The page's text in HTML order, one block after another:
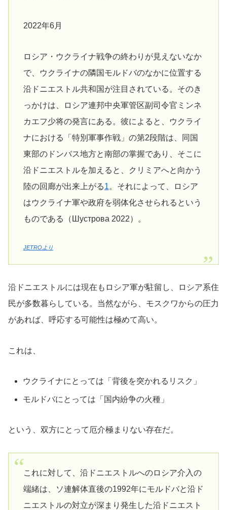
2022年6月
ロシア・ウクライナ戦争の終わりが見えないなか
で、ウクライナの隣国モルドバのなかに位置する
沿ドニエストル共和国が注目されている。そのき
っかけは、ロシア連邦中央軍管区副司令官ミンネ
カエフ少将の発言にある。彼によると、ウクライ
ナにおける「特別軍事作戦」の第2段階は、同国
東部のドンバス地方と南部の掌握であり、そこに
沿ドニエストルを加えると、クリミアへと向かう
陸の回廊が出来上がる1。それによって、ロシア
はウクライナ軍や政府を弱体化させられるという
ものである（Шустрова 2022）。
JETROより
沿ドニエストルには現在もロシア軍が駐留し、ロシア系住
民が多数暮らしている。当然ながら、モスクワからの圧力
があれば、呼応する可能性は極めて高い。
これは、
ウクライナにとっては「背後を突かれるリスク」
モルドバにとっては「国内紛争の火種」
という、双方にとって厄介極まりない存在だ。
これに対して、沿ドニエストルへのロシア介入の
端緒は、ソ連解体直後の1992年にモルドバと沿ド
ニエストルの対立が深まり発生した沿ドニエスト